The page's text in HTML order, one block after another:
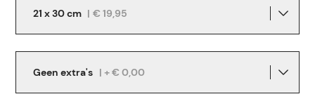
21 x 30 cm | € 19,95
Geen extra's | + € 0,00